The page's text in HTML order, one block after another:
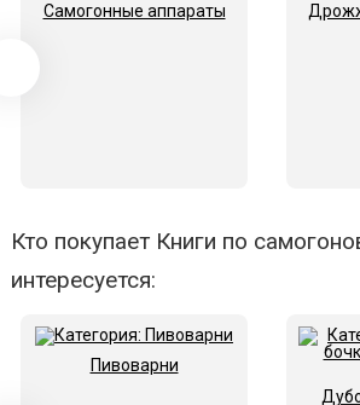
Самогонные аппараты
Кто покупает Книги по
интересуется:
Пивоварни